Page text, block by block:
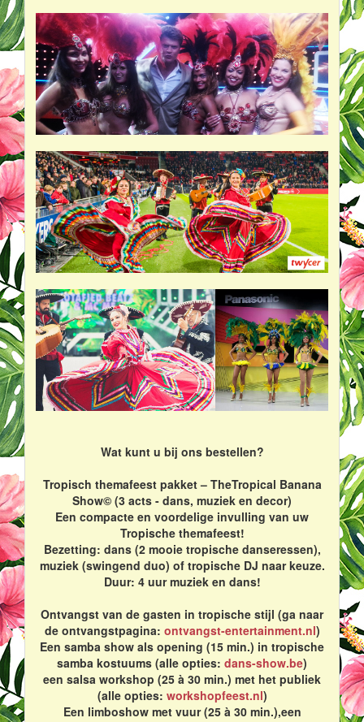
Wat kunt u bij ons bestellen?
Tropisch themafeest pakket – TheTropical Banana
Show© (3 acts - dans, muziek en decor)
Een compacte en voordelige invulling van uw
Tropische themafeest!
Bezetting: dans (2 mooie tropische danseressen),
muziek (swingend duo) of tropische DJ naar keuze.
Duur: 4 uur muziek en dans!
Ontvangst van de gasten in tropische stijl (ga naar
de ontvangstpagina: ontvangst-entertainment.nl)
Een samba show als opening (15 min.) in tropische
samba kostuums (alle opties: dans-show.be)
een salsa workshop (25 à 30 min.) met het publiek
(alle opties: workshopfeest.nl)
Een limboshow met vuur (25 à 30 min.),een